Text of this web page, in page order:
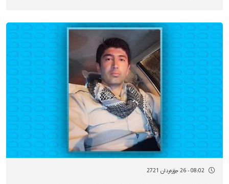
08:02 - 26 جۆزەردان 2721